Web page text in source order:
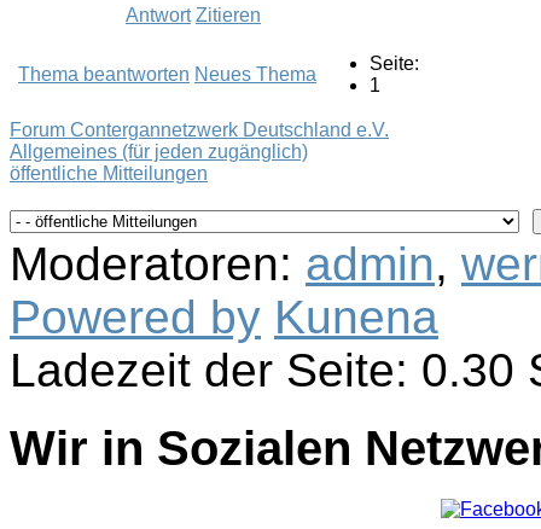
Antwort Zitieren
Thema beantworten Neues Thema
Seite:
1
Forum Contergannetzwerk Deutschland e.V.
Allgemeines (für jeden zugänglich)
öffentliche Mitteilungen
Moderatoren: admin,
Powered by Kunena
Ladezeit der Seite: 0.30
Wir in Sozialen